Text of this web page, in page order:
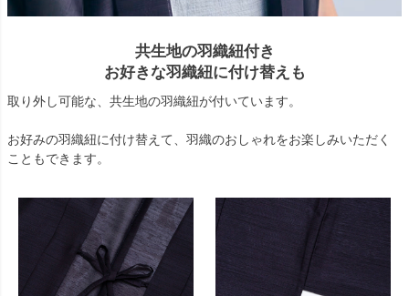
共生地の羽織紐付き
お好きな羽織紐に付け替えも
取り外し可能な、共生地の羽織紐が付いています。
お好みの羽織紐に付け替えて、羽織のおしゃれをお楽しみいただく
こともできます。